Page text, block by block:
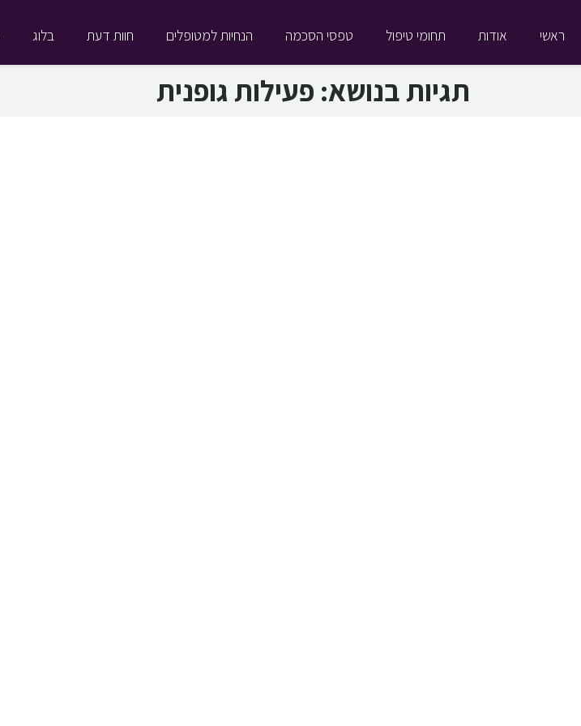
ראשי אודות תחומי טיפול טפסי הסכמה הנחיות למטופלים חוות דעת בלוג
תגיות בנושא: פעילות גופנית